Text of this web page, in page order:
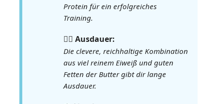
Protein für ein erfolgreiches
Training.
🏃‍♀️ Ausdauer:
Die clevere, reichhaltige Kombination
aus viel reinem Eiweiß und guten
Fetten der Butter gibt dir lange
Ausdauer.